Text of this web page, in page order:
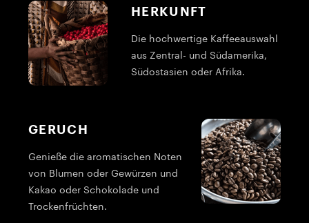
HERKUNFT
Die hochwertige Kaffeeauswahl
aus Zentral- und Südamerika,
Südostasien oder Afrika.
GERUCH
Genieße die aromatischen Noten
von Blumen oder Gewürzen und
Kakao oder Schokolade und
Trockenfrüchten.